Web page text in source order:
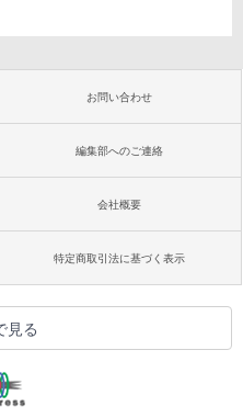
お問い合わせ
編集部へのご連絡
会社概要
特定商取引法に基づく表示
見る